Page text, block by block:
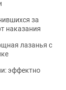
за
наказания
лазанья с
эффектно